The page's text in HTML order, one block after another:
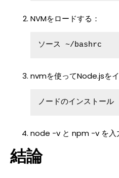
NVMをロードする：
ソース ~/bashrc
nvmを使ってNode.jsを
ノードのインストール
node -v と npm -v を入
結論